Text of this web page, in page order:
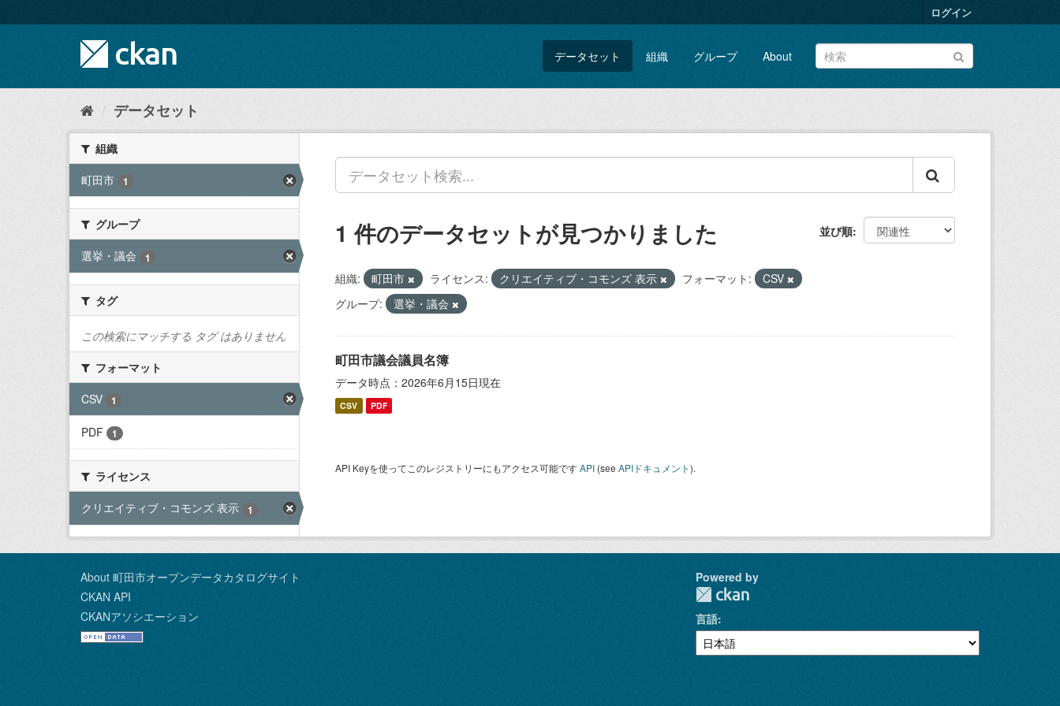
キ
て
ログイン
データセット 組織 グループ About
データセット
組織
町田市
1
グループ
選挙・議会
1
タグ
この検索にマッチする タグ はありません
フォーマット
CSV
1
PDF 1
ライセンス
クリエイティブ・コモンズ 表示
1
並び順
1 件のデータセットが見つかりました
組織: 町田市 ライセンス: クリエイティブ・コモンズ 表示 フォーマット:
CSV
グループ:
選挙・議会
町田市議会議員名簿
データ時点：2026年6月15日現在
CSV PDF
API Keyを使ってこのレジストリーにもアクセス可能ですAPI (see APIドキュメント).
About 町田市オープンデータカタログサイト
CKAN API
CKANアソシエーション
Powered by
言語